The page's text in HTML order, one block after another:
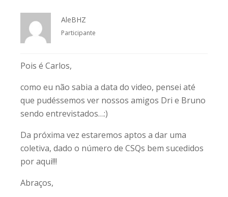
AleBHZ
Participante
Pois é Carlos,
como eu não sabia a data do video, pensei até
que pudéssemos ver nossos amigos Dri e Bruno
sendo entrevistados…:)
Da próxima vez estaremos aptos a dar uma
coletiva, dado o número de CSQs bem sucedidos
por aqui!!!
Abraços,